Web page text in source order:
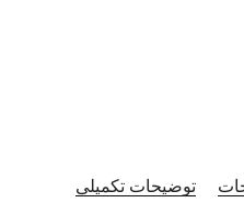
توضیحات تکمیلی